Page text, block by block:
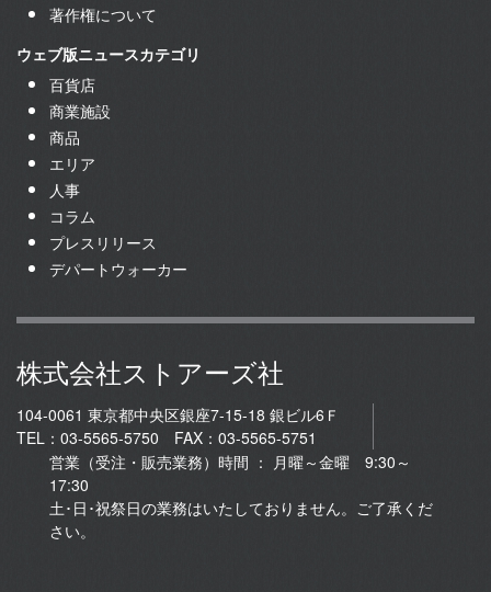
著作権について
ウェブ版ニュースカテゴリ
百貨店
商業施設
商品
エリア
人事
コラム
プレスリリース
デパートウォーカー
株式会社ストアーズ社
104-0061 東京都中央区銀座7-15-18 銀ビル6Ｆ
TEL：03-5565-5750 FAX：03-5565-5751
営業（受注・販売業務）時間 ： 月曜～金曜 9:30～
17:30
土･日･祝祭日の業務はいたしておりません。ご了承くだ
さい。